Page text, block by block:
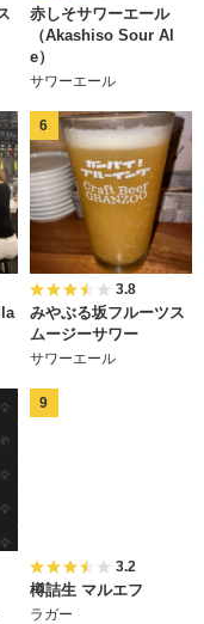
赤しそサワーエール
（Akashiso Sour Al
e）
サワーエール
3.8
みやぶる坂フルーツス
ムージーサワー
サワーエール
3.2
樽詰生 マルエフ
ラガー